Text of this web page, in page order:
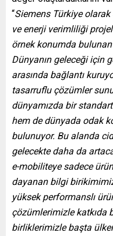
“Siemens Türkiye
ve enerji verimliliği
örnek konumda bulunan
Dünyanın geleceği için
arasında bağlantı
tasarruflu çözümler
dünyamızda bir
hem de dünyada odak
bulunuyor. Bu alanda
gelecekte daha da
e-mobiliteye sadece
dayanan bilgi
yüksek performanslı
çözümlerimizle katkıda
birliklerimizle başta